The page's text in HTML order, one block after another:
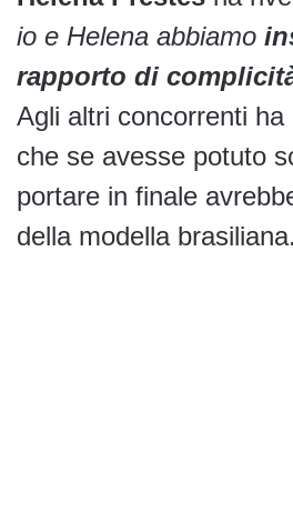
io e Helena abbiamo
rapporto di
Agli altri concorrenti
che se avesse potuto
portare in finale
della modella brasiliana.